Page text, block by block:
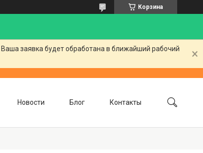
Корзина
заявка будет обработана в ближайший рабочий
Новости Блог Контакты